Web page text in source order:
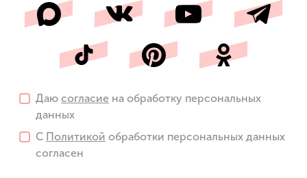
Даю согласие на обработку персональных
данных
С Политикой обработки персональных данных
согласен